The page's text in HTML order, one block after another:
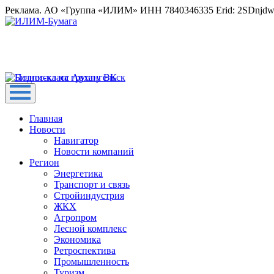
Реклама. АО «Группа «ИЛИМ» ИНН 7840346335 Erid:
Главная
Новости
Навигатор
Новости компаний
Регион
Энергетика
Транспорт и связь
Стройиндустрия
ЖКХ
Агропром
Лесной комплекс
Экономика
Ретроспектива
Промышленность